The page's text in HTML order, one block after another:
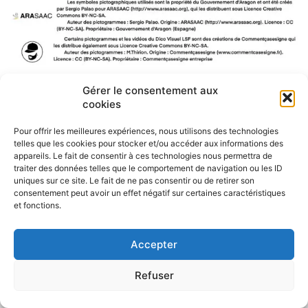
Gérer le consentement aux
cookies
Pour offrir les meilleures expériences, nous utilisons des technologies
telles que les cookies pour stocker et/ou accéder aux informations des
appareils. Le fait de consentir à ces technologies nous permettra de
traiter des données telles que le comportement de navigation ou les ID
uniques sur ce site. Le fait de ne pas consentir ou de retirer son
consentement peut avoir un effet négatif sur certaines caractéristiques
et fonctions.
Accepter
Refuser
e
b
o
o
k
W
h
t
s
A
p
p
M
s
e
n
g
e
P
t
a
g
e
r